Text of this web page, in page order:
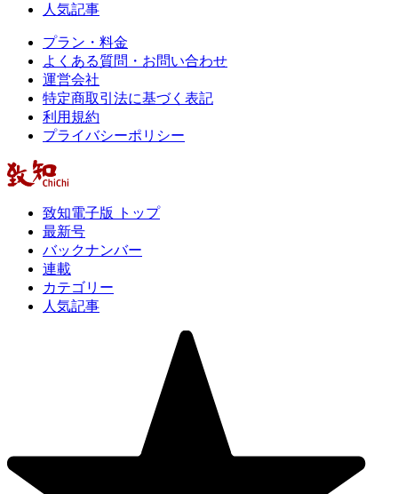
人気記事
プラン・料金
よくある質問・お問い合わせ
運営会社
特定商取引法に基づく表記
利用規約
プライバシーポリシー
致知電子版 トップ
最新号
バックナンバー
連載
カテゴリー
人気記事